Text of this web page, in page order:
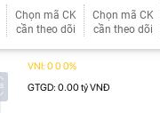
Chọn mã CK
cần theo dõi
Chọn mã CK
cần theo dõi